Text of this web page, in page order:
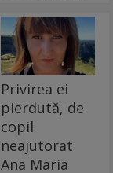
Privirea ei
pierdută, de
copil
neajutorat
Ana Maria